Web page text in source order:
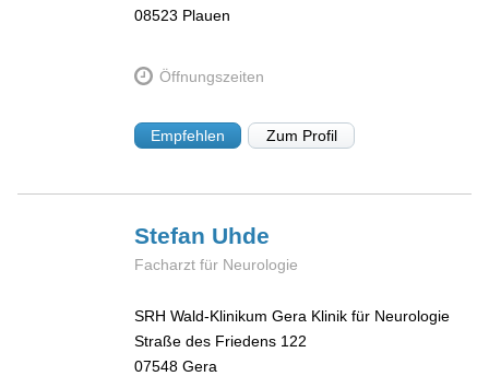
08523 Plauen
Öffnungszeiten
Empfehlen Zum Profil
Stefan Uhde
Facharzt für Neurologie
SRH Wald-Klinikum Gera Klinik für Neurologie
Straße des Friedens 122
07548 Gera